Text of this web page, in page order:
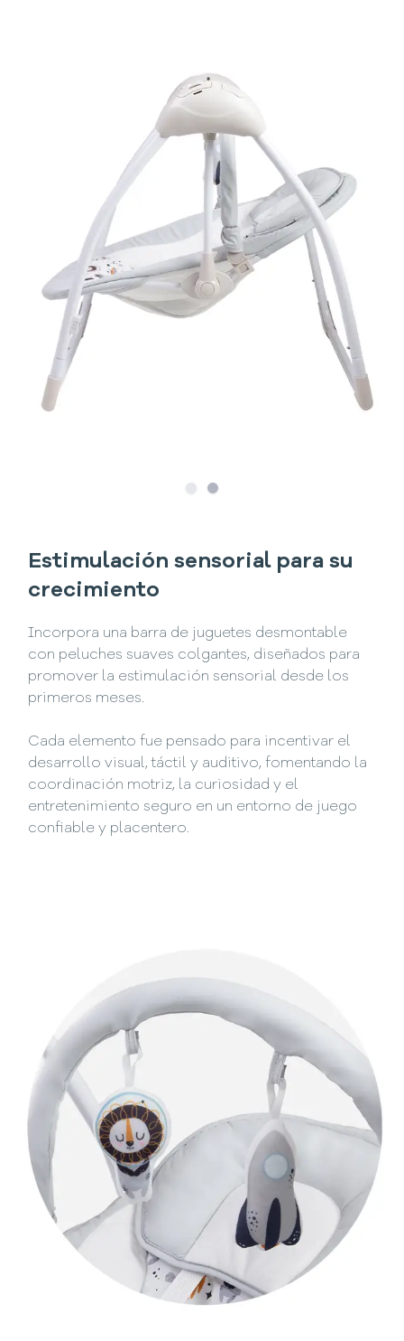
SlideSlide
Estimulación sensorial para su
crecimiento
Incorpora una barra de juguetes desmontable
con peluches suaves colgantes, diseñados para
promover la estimulación sensorial desde los
primeros meses.
Cada elemento fue pensado para incentivar el
desarrollo visual, táctil y auditivo, fomentando la
coordinación motriz, la curiosidad y el
entretenimiento seguro en un entorno de juego
confiable y placentero.